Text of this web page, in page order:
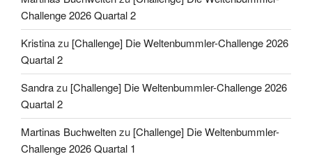
Challenge 2026 Quartal 2
Kristinazu [Challenge] Die Weltenbummler-Challenge 2026
Quartal 2
Sandrazu [Challenge] Die Weltenbummler-Challenge 2026
Quartal 2
Martinas Buchweltenzu [Challenge] Die Weltenbummler-
Challenge 2026 Quartal 1